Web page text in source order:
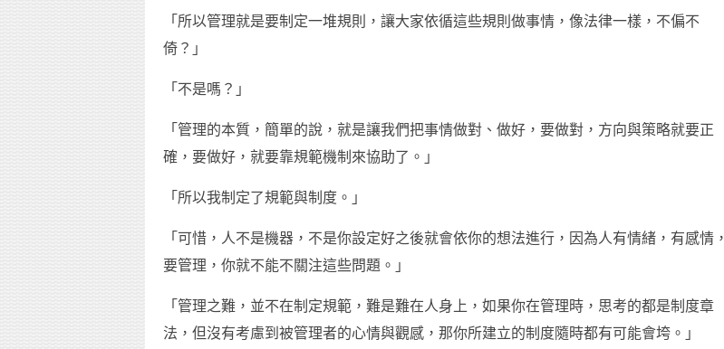
「所以管理就是要制定一堆規則，讓大家依循這些規則做事情，像法律一樣，不偏不
倚？」
「不是嗎？」
「管理的本質，簡單的說，就是讓我們把事情做對、做好，要做對，方向與策略就要正
確，要做好，就要靠規範機制來協助了。」
「所以我制定了規範與制度。」
「可惜，人不是機器，不是你設定好之後就會依你的想法進行，因為人有情緒，有感情，
要管理，你就不能不關注這些問題。」
「管理之難，並不在制定規範，難是難在人身上，如果你在管理時，思考的都是制度章
法，但沒有考慮到被管理者的心情與觀感，那你所建立的制度隨時都有可能會垮。」